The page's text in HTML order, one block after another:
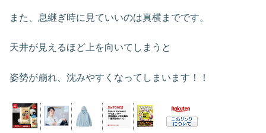
また、息継ぎ時に見ていいのは真横までです。
天井が見えるほど上を向いてしまうと
姿勢が崩れ、沈みやすくなってしまいます！！